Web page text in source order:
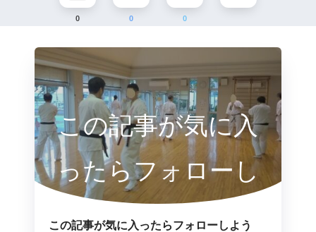
0 0 0
この記事が気に入
ったらフォローし
よう
この記事が気に入ったらフォローしよう